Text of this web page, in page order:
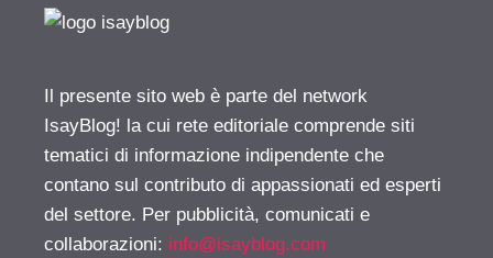
Il presente sito web è parte del network
IsayBlog! la cui rete editoriale comprende siti
tematici di informazione indipendente che
contano sul contributo di appassionati ed esperti
del settore. Per pubblicità, comunicati e
collaborazioni: info@isayblog.com